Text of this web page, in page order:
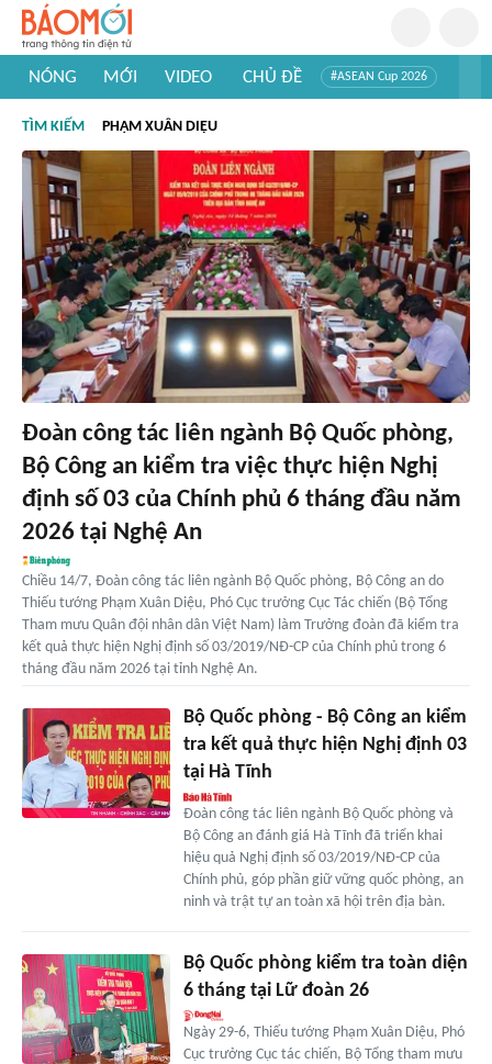
NÓNG MỚI VIDEO CHỦ ĐỀ #ASEAN Cup 2026
#Khám phá thế giới
TÌM KIẾM PHẠM XUÂN DIỆU
Đoàn công tác liên ngành Bộ Quốc phòng,
Bộ Công an kiểm tra việc thực hiện Nghị
định số 03 của Chính phủ 6 tháng đầu năm
2026 tại Nghệ An
Chiều 14/7, Đoàn công tác liên ngành Bộ Quốc phòng, Bộ Công an do
Thiếu tướng Phạm Xuân Diệu, Phó Cục trưởng Cục Tác chiến (Bộ Tổng
Tham mưu Quân đội nhân dân Việt Nam) làm Trưởng đoàn đã kiểm tra
kết quả thực hiện Nghị định số 03/2019/NĐ-CP của Chính phủ trong 6
tháng đầu năm 2026 tại tỉnh Nghệ An.
Bộ Quốc phòng - Bộ Công an kiểm
tra kết quả thực hiện Nghị định 03
tại Hà Tĩnh
Đoàn công tác liên ngành Bộ Quốc phòng và
Bộ Công an đánh giá Hà Tĩnh đã triển khai
hiệu quả Nghị định số 03/2019/NĐ-CP của
Chính phủ, góp phần giữ vững quốc phòng, an
ninh và trật tự an toàn xã hội trên địa bàn.
Bộ Quốc phòng kiểm tra toàn diện
6 tháng tại Lữ đoàn 26
Ngày 29-6, Thiếu tướng Phạm Xuân Diệu, Phó
Cục trưởng Cục tác chiến, Bộ Tổng tham mưu